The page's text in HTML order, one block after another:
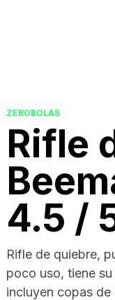
ZEROBOLAS
Rifle
4.5 /
Rifle de quiebre,
poco uso, tiene
incluyen copas de